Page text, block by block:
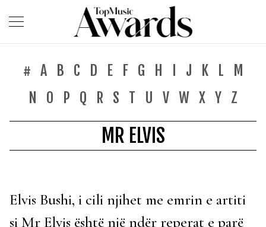
# A B C D E F G H J K L
M
N
O P Q R S T U V W X Y Z
MR ELVIS
Elvis Bushi, i cili njihet me emrin e artiti
si Mr Elvis është një ndër reperat e parë